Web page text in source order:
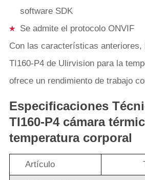
software SDK
Se admite el protocolo ONVIF
Con las características anteriores,
TI160-P4 de Ulirvision para la
ofrece un rendimiento de trabajo
Especificaciones
TI160-P4 cámara
temperatura corporal
Artículo